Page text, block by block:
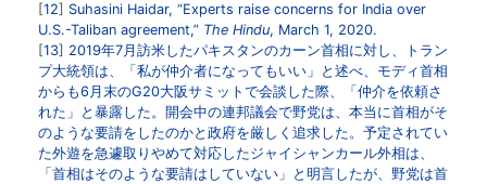
12
Suhasini Haidar, “Experts raise concerns for India over
U.S.-Taliban agreement,” The Hindu, March 1, 2020.
13
2019年7月訪米したパキスタンのカーン首相に対し、トラン
プ大統領は、「私が仲介者になってもいい」と述べ、モディ首相
からも6月末のG20大阪サミットで会談した際、「仲介を依頼さ
れた」と暴露した。開会中の連邦議会で野党は、本当に首相がそ
のような要請をしたのかと政府を厳しく追求した。予定されてい
た外遊を急遽取りやめて対応したジャイシャンカール外相は、
「首相はそのような要請はしていない」と明言したが、野党は首